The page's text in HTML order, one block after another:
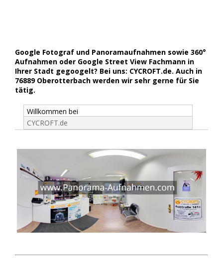
Google Fotograf und Panoramaufnahmen sowie 360°
Aufnahmen oder Google Street View Fachmann in
Ihrer Stadt gegoogelt? Bei uns: CYCROFT.de. Auch in
76889 Oberotterbach werden wir sehr gerne für Sie
tätig.
Willkommen bei
CYCROFT.de